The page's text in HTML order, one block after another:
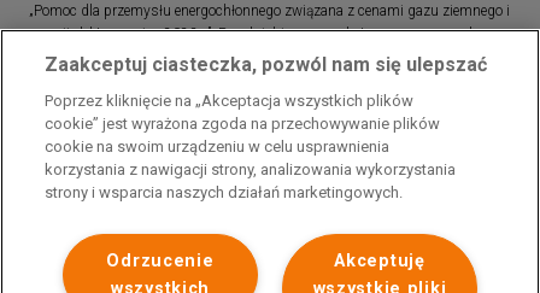
„Pomoc dla przemysłu energochłonnego związana z cenami gazu ziemnego i
energii elektrycznej w 2023 r.”. Przedsiębiorca uzyskał pomoc w ramach
programu rządowego pod nazwą: „Pomoc dla sektorów energochłonnych
związana z nagłymi wzrostami cen gazu ziemnego i energii elektrycznej w
2022 r.”
Zaakceptuj ciasteczka, pozwól nam się ulepszać
Poprzez kliknięcie na „Akceptacja wszystkich plików
cookie” jest wyrażona zgoda na przechowywanie plików
cookie na swoim urządzeniu w celu usprawnienia
korzystania z nawigacji strony, analizowania wykorzystania
strony i wsparcia naszych działań marketingowych.
Akceptuję
wszystkie pliki
Odrzucenie
wszystkich